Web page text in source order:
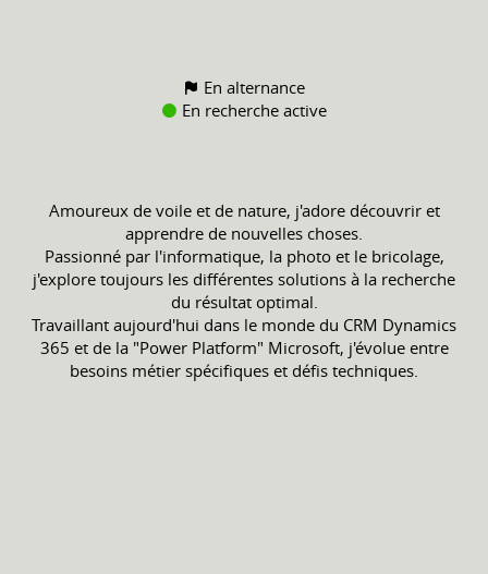
En alternance
En recherche active
Amoureux de voile et de nature, j'adore découvrir et
apprendre de nouvelles choses.
Passionné par l'informatique, la photo et le bricolage,
j'explore toujours les différentes solutions à la recherche
du résultat optimal.
Travaillant aujourd'hui dans le monde du CRM Dynamics
365 et de la "Power Platform" Microsoft, j'évolue entre
besoins métier spécifiques et défis techniques.